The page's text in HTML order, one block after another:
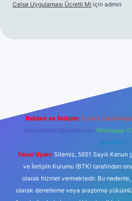
Celse Uygulaması Ücretli Mi için admin
Reklam ve İletişim: E-mail:
forumhizmeti@gmail.com Whatsapp:
@karabul
Yasal Uyarı: Sitemiz, 5651 Sayılı
ve İletişim Kurumu (BTK) tarafından
olarak hizmet vermektedir. Bu
olarak denetleme veya araştırma